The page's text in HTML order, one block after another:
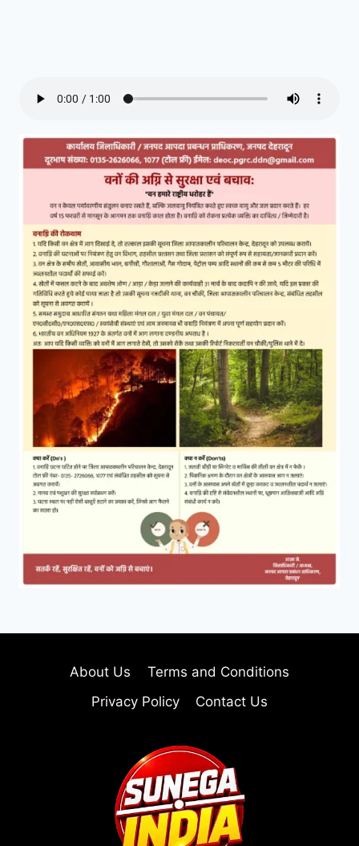
About Us
Terms and Conditions
Privacy Policy
Contact Us